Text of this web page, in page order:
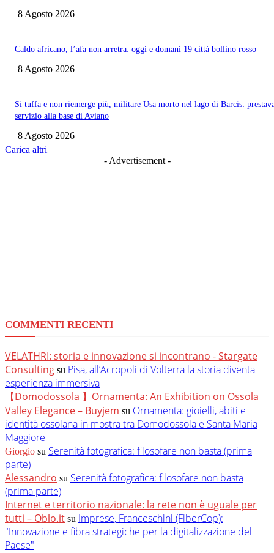
8 Agosto 2026
Caldo africano, l’afa non arretra: oggi e domani 19 città bollino rosso
8 Agosto 2026
Si tuffa e non riemerge più, militare Usa morto nel lago di Barcis:
servizio alla base di Aviano
8 Agosto 2026
Carica altri
- Advertisement -
COMMENTI RECENTI
VELATHRI: storia e innovazione si incontrano - Stargate
Consulting su Pisa, all’Acropoli di Volterra la storia diventa
esperienza immersiva
【Domodossola 】Ornamenta: An Exhibition on Ossola
Valley Elegance – Buyjem su Ornamenta: gioielli, abiti e
identità ossolana in mostra tra Domodossola e Santa Maria
Maggiore
Giorgio su Serenità fotografica: filosofare non basta (prima
parte)
Alessandro su Serenità fotografica: filosofare non basta
(prima parte)
Internet e territorio nazionale: la rete non è uguale per
tutti – Oblo.it su Imprese, Franceschini (FiberCop):
"Innovazione e fibra strategiche per la digitalizzazione del
Paese"